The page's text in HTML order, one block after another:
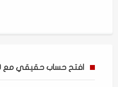
افتح حساب حقيقي مع 50 $ مجاناً